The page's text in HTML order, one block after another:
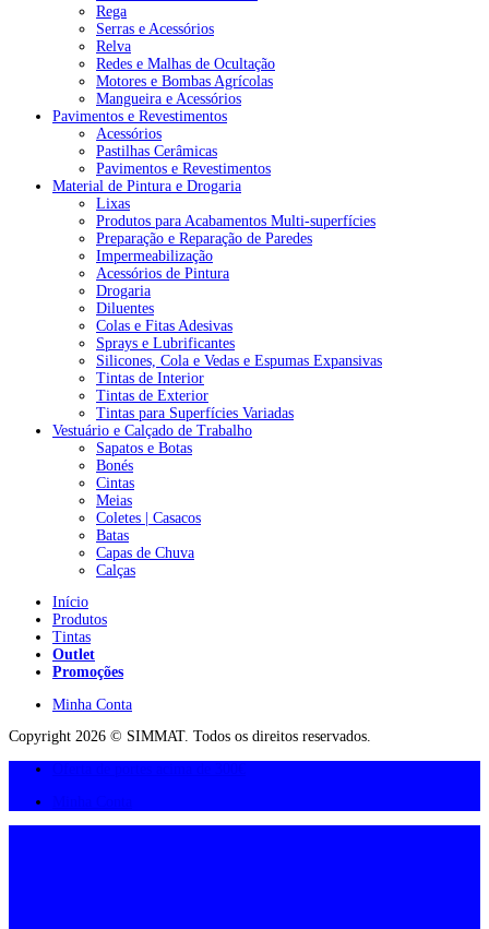
Rega
Serras e Acessórios
Relva
Redes e Malhas de Ocultação
Motores e Bombas Agrícolas
Mangueira e Acessórios
Pavimentos e Revestimentos
Acessórios
Pastilhas Cerâmicas
Pavimentos e Revestimentos
Material de Pintura e Drogaria
Lixas
Produtos para Acabamentos Multi-superfícies
Preparação e Reparação de Paredes
Impermeabilização
Acessórios de Pintura
Drogaria
Diluentes
Colas e Fitas Adesivas
Sprays e Lubrificantes
Silicones, Cola e Vedas e Espumas Expansivas
Tintas de Interior
Tintas de Exterior
Tintas para Superfícies Variadas
Vestuário e Calçado de Trabalho
Sapatos e Botas
Bonés
Cintas
Meias
Coletes | Casacos
Batas
Capas de Chuva
Calças
Início
Produtos
Tintas
Outlet
Promoções
Minha Conta
Copyright 2026 © SIMMAT. Todos os direitos reservados.